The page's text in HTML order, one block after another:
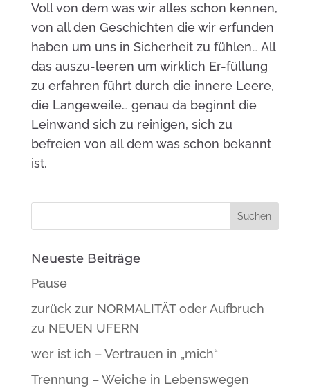
Voll von dem was wir alles schon kennen,
von all den Geschichten die wir erfunden
haben um uns in Sicherheit zu fühlen… All
das auszu-leeren um wirklich Er-füllung
zu erfahren führt durch die innere Leere,
die Langeweile… genau da beginnt die
Leinwand sich zu reinigen, sich zu
befreien von all dem was schon bekannt
ist.
Neueste Beiträge
Pause
zurück zur NORMALITÄT oder Aufbruch
zu NEUEN UFERN
wer ist ich – Vertrauen in „mich“
Trennung – Weiche in Lebenswegen